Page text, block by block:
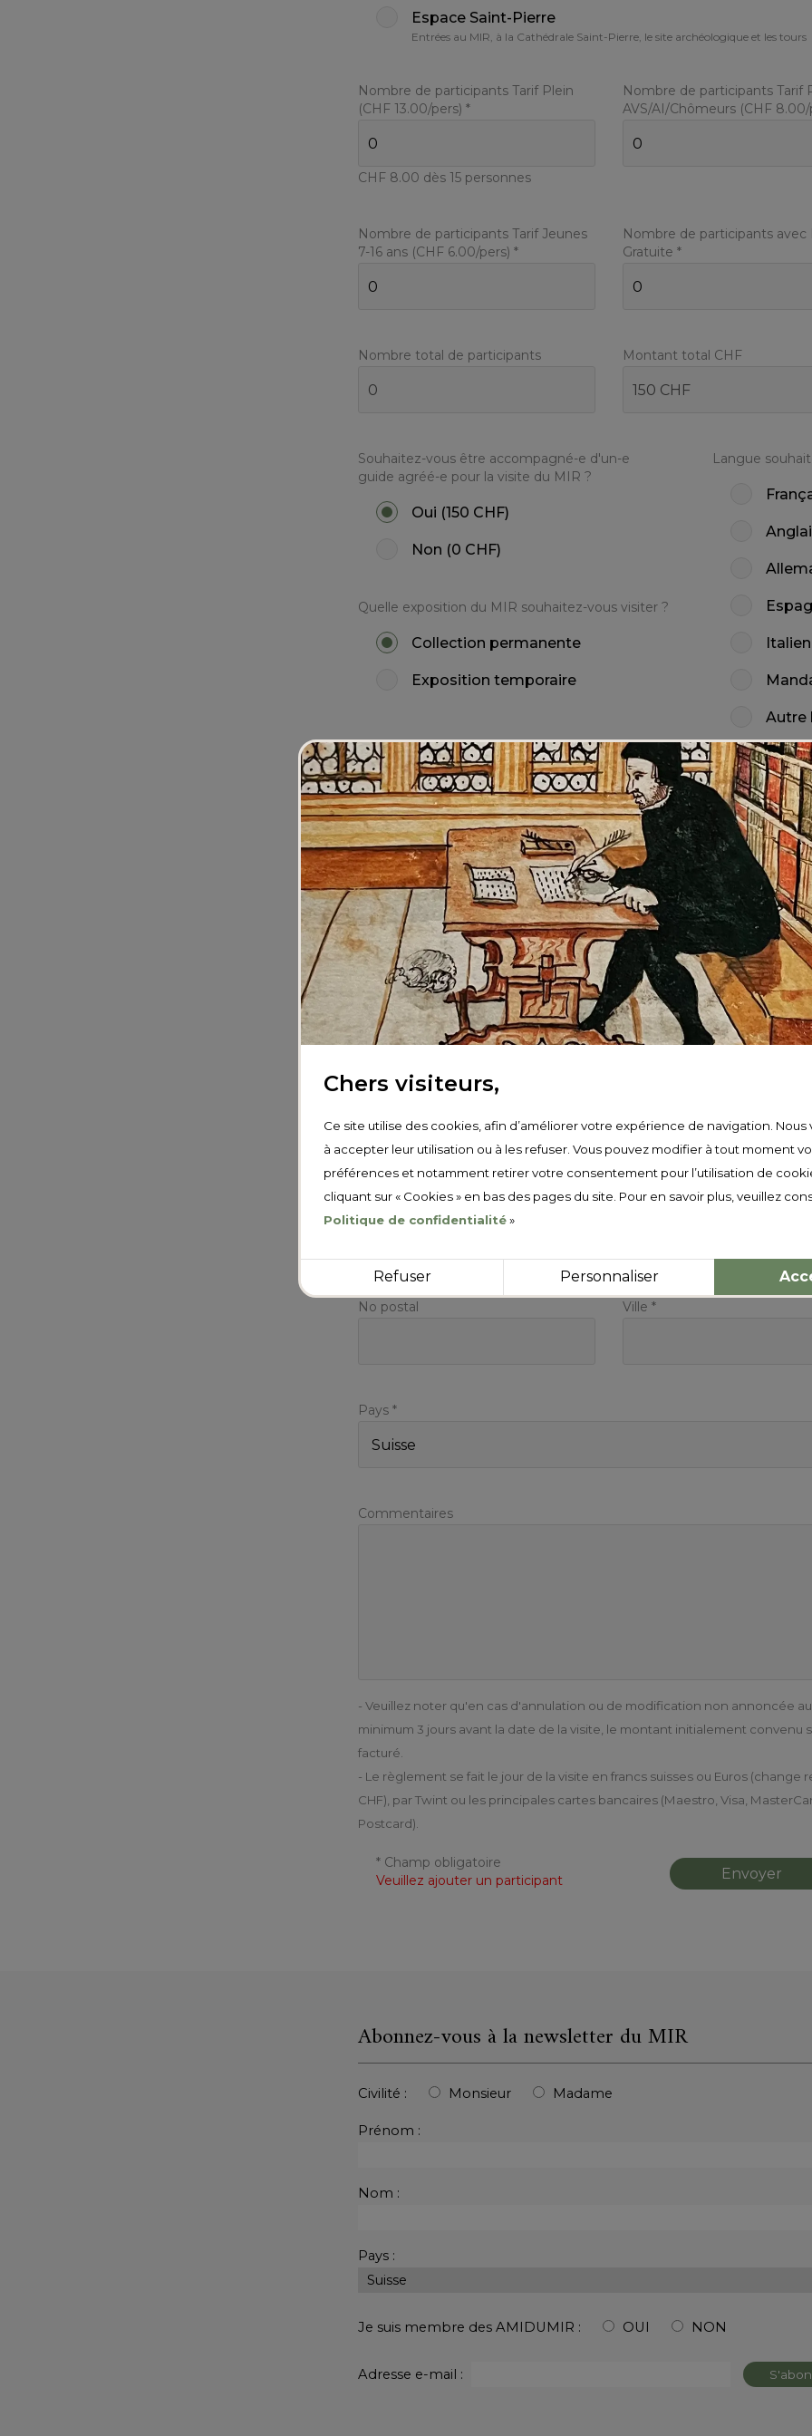
Espace Saint-Pierre
Entrées au MIR, à la Cathédrale Saint-Pierre, le site archéologique et les tours
Nombre de participants Tarif Plein
(CHF 13.00/pers) *
CHF 8.00 dès 15 personnes
Nombre de participants Tarif
AVS/AI/Chômeurs (CHF 8.00/
Nombre de participants Tarif Jeunes
7-16 ans (CHF 6.00/pers) *
Nombre de participants avec
Gratuite *
Nombre total de participants Montant total CHF
Souhaitez-vous être accompagné-e d'un-e
guide agréé-e pour la visite du MIR ?
Oui (150 CHF)
Non (0 CHF)
Quelle exposition du MIR souhaitez-vous visiter ?
Collection permanente
Exposition temporaire
Langue
Italien
Autre
Date souhaitée* Heure souhaitée*
Prénom* Nom
Société, Organisation, Association
Adresse
No postal Ville *
Pays *
Commentaires
- Veuillez noter qu'en cas d'annulation ou de modification non annoncée au
minimum 3 jours avant la date de la visite, le montant initialement convenu
facturé.
- Le règlement se fait le jour de la visite en francs suisses ou Euros (change
CHF), par Twint ou les principales cartes bancaires (Maestro, Visa,
Postcard).
* Champ obligatoire
Veuillez ajouter un participant
Abonnez-vous à la newsletter du MIR
Civilité : Monsieur Madame
Prénom :
Nom :
Pays :
Je suis membre des AMIDUMIR : OUI NON
Adresse e-mail :
Chers visiteurs,
Ce site utilise des cookies, afin d’améliorer votre expérience de navigation. Nous
à accepter leur utilisation ou à les refuser. Vous pouvez modifier à tout moment
préférences et notamment retirer votre consentement pour l’utilisation de
cliquant sur « Cookies » en bas des pages du site. Pour en savoir plus, veuillez
Politique de confidentialité»
Refuser Personnaliser